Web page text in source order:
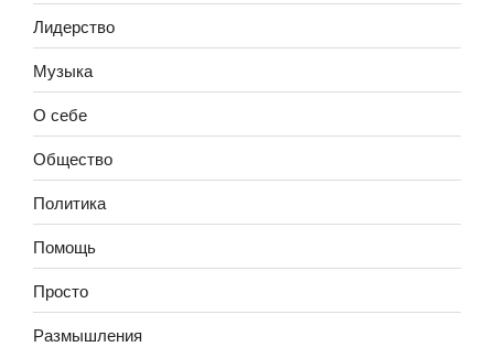
Лидерство
Музыка
О себе
Общество
Политика
Помощь
Просто
Размышления